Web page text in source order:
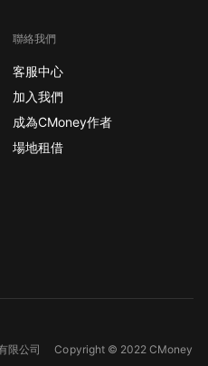
聯絡我們
客服中心
加入我們
成為CMoney作者
場地租借
有限公司Copyright © 2022 CMoney